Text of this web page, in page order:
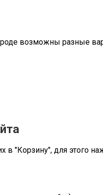
возможны разные
"Корзину", для этого